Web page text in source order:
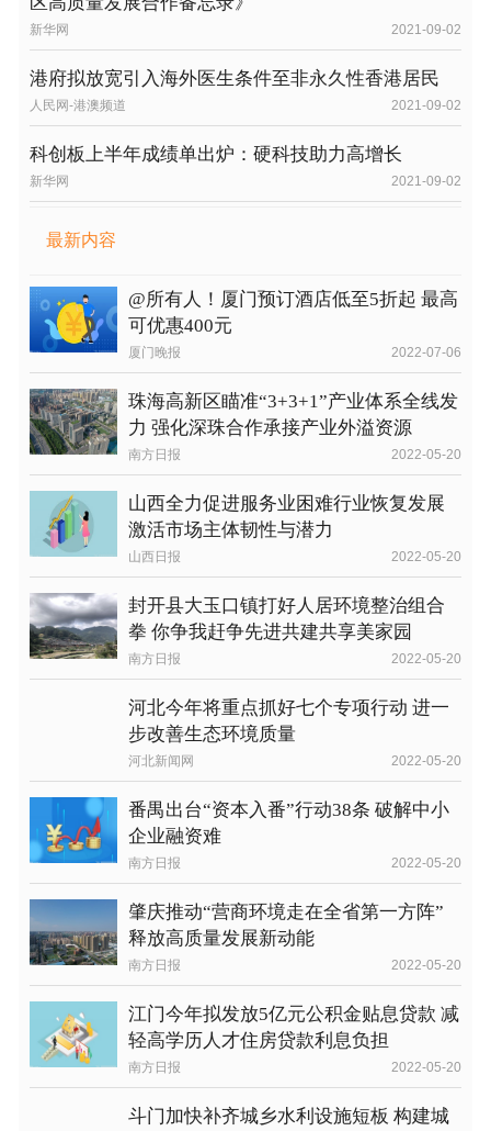
新华网 2021-09-02
港府拟放宽引入海外医生条件至非永久性香港居民
人民网-港澳频道 2021-09-02
科创板上半年成绩单出炉：硬科技助力高增长
新华网 2021-09-02
最新内容
@所有人！厦门预订酒店低至5折起 最高
可优惠400元
厦门晚报 2022-07-06
珠海高新区瞄准“3+3+1”产业体系全线发
力 强化深珠合作承接产业外溢资源
南方日报 2022-05-20
山西全力促进服务业困难行业恢复发展
激活市场主体韧性与潜力
山西日报 2022-05-20
封开县大玉口镇打好人居环境整治组合
拳 你争我赶争先进共建共享美家园
南方日报 2022-05-20
河北今年将重点抓好七个专项行动 进一
步改善生态环境质量
河北新闻网 2022-05-20
番禺出台“资本入番”行动38条 破解中小
企业融资难
南方日报 2022-05-20
肇庆推动“营商环境走在全省第一方阵”
释放高质量发展新动能
南方日报 2022-05-20
江门今年拟发放5亿元公积金贴息贷款 减
轻高学历人才住房贷款利息负担
南方日报 2022-05-20
斗门加快补齐城乡水利设施短板 构建城